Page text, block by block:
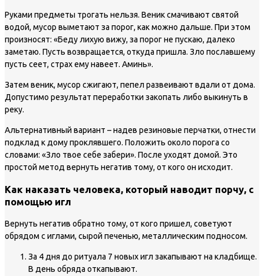
Руками предметы трогать нельзя. Веник смачивают святой
водой, мусор выметают за порог, как можно дальше. При этом
произносят: «Беду лихую вижу, за порог не пускаю, далеко
заметаю. Пусть возвращается, откуда пришла. Зло пославшему
пусть сеет, страх ему навеет. Аминь».
Затем веник, мусор сжигают, пепел развеивают вдали от дома.
Допустимо результат переработки закопать либо выкинуть в
реку.
Альтернативный вариант – надев резиновые перчатки, отнести
подклад к дому проклявшего. Положить около порога со
словами: «Зло твое себе забери». После уходят домой. Это
простой метод вернуть негатив тому, от кого он исходит.
Как наказать человека, который наводит порчу, с
помощью игл
Вернуть негатив обратно тому, от кого пришел, советуют
обрядом с иглами, сырой печенью, металлическим подносом.
За 4 дня до ритуала 7 новых игл закапывают на кладбище.
В день обряда откапывают.